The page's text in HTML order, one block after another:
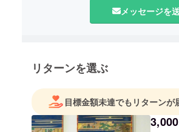
メッセージを
リターンを選ぶ
目標金額未達でもリターンが
3,000